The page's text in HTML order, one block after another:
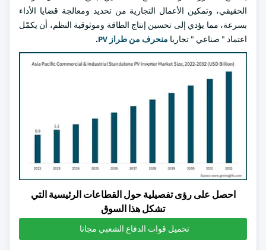
الحقيقي، وتمكين الأعمال التجارية من تحديد ومعالجة قضايا الأداء
بسرعة، مما يؤدي إلى تحسين إنتاج الطاقة وموثوقية النظم، أن يكمّل
اعتماد " صناعي " تجاريا منحرف من طراز PV .
احصل على رؤى تفصيلية حول القطاعات الرئيسية التي
تشكل هذا السوق
تحميل قوات الدفاع الشعبي مجانا